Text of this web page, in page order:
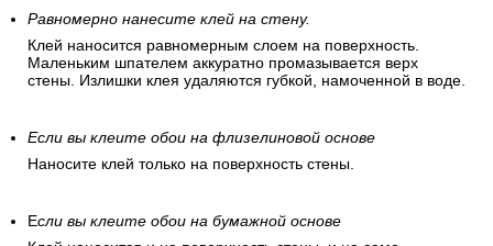
Обойный клей выбирается согласно рекомендациям
производителя. Клей медленно засыпается в емкость с
водой при постоянном помешивании. Через некоторое
время клей набухнет и будет напоминать кисель. Теперь
его можно использовать.
Равномерно нанесите клей на стену.
Клей наносится равномерным слоем на поверхность.